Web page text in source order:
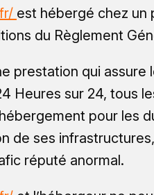
est hébergé chez un
du Règlement
prestation qui
Heures sur 24, tous
pour les
de ses
réputé anormal.